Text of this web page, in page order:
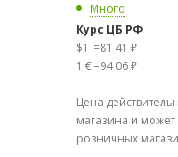
Много
Курс ЦБ РФ
$1 =81.41 ₽
1 €=94.06 ₽
Цена
магазина и может
розничных